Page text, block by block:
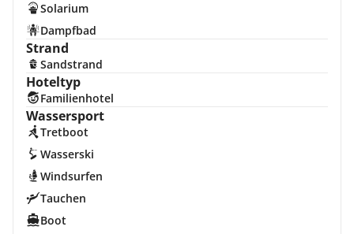
Solarium
Dampfbad
Strand
Sandstrand
Hoteltyp
Familienhotel
Wassersport
Tretboot
Wasserski
Windsurfen
Tauchen
Boot